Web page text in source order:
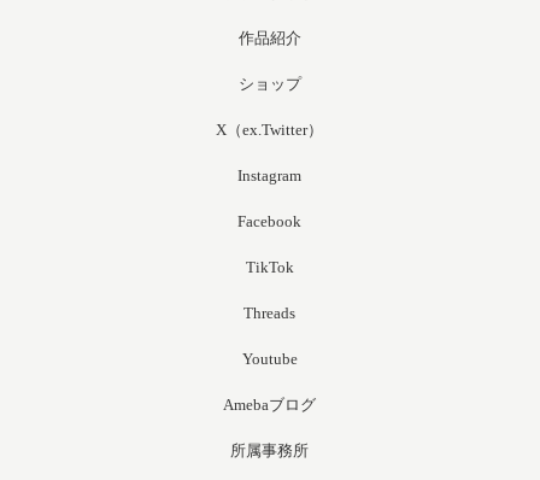
作品紹介
ショップ
X（ex.Twitter）
Instagram
Facebook
TikTok
Threads
Youtube
Amebaブログ
所属事務所